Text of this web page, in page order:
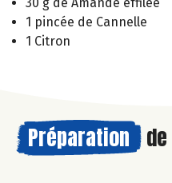
1 pincée de Cannelle
1 Citron
Préparation